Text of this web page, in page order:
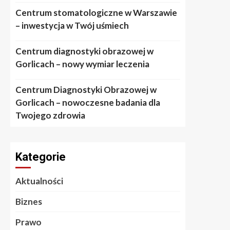
Centrum stomatologiczne w Warszawie
– inwestycja w Twój uśmiech
Centrum diagnostyki obrazowej w
Gorlicach – nowy wymiar leczenia
Centrum Diagnostyki Obrazowej w
Gorlicach – nowoczesne badania dla
Twojego zdrowia
Kategorie
Aktualności
Biznes
Prawo